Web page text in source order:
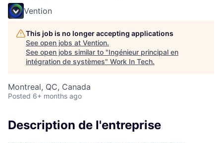
Vention
This job is no longer accepting applications
See open jobs at Vention.
See open jobs similar to "Ingénieur principal en
intégration de systèmes" Work In Tech.
Montreal, QC, Canada
Posted 6+ months ago
Description de l'entreprise